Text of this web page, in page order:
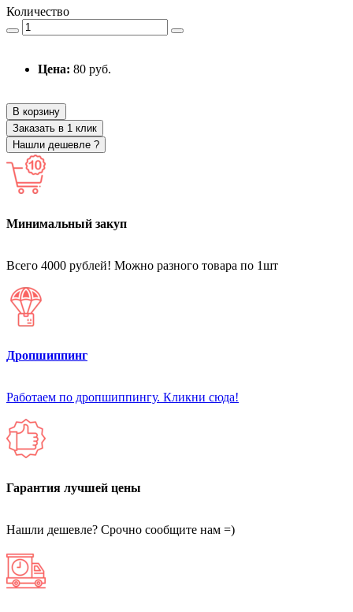
Количество
Цена: 80 руб.
В корзину
Заказать в 1 клик
Нашли дешевле ?
Минимальный закуп
Всего 4000 рублей! Можно разного товара по 1шт
Дропшиппинг
Работаем по дропшиппингу. Кликни сюда!
Гарантия лучшей цены
Нашли дешевле? Срочно сообщите нам =)